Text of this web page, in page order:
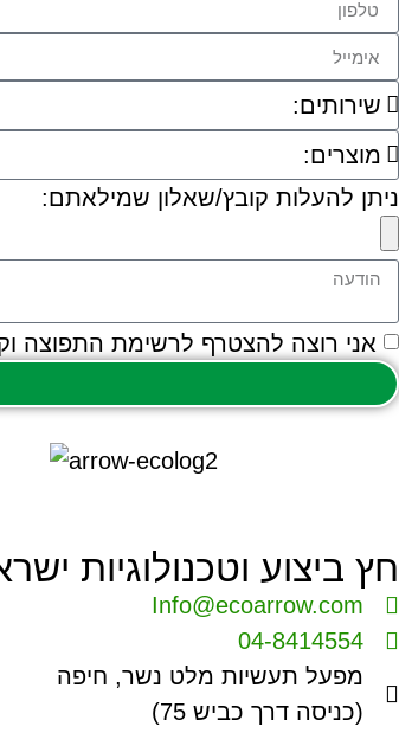
ניתן להעלות קובץ/שאלון שמילאתם:
אני רוצה להצטרף לרשימת התפוצה
חץ ביצוע וטכנולוגיות
Info@ecoarrow.com
04-8414554
מפעל תעשיות מלט נשר, חיפה
(כניסה דרך כביש 75)